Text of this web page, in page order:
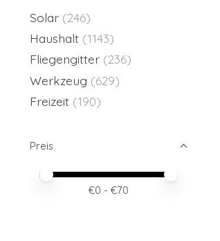
Solar (246)
Haushalt (1143)
Fliegengitter (236)
Werkzeug (629)
Freizeit (190)
Preis
Preis – Mindestwert
Price maximum value
€0 - €70